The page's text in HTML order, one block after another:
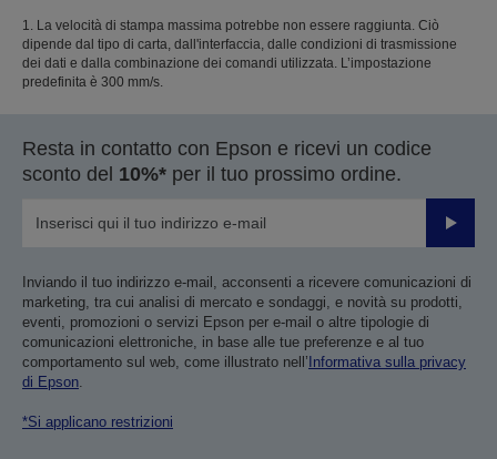
1. La velocità di stampa massima potrebbe non essere raggiunta. Ciò
dipende dal tipo di carta, dall'interfaccia, dalle condizioni di trasmissione
dei dati e dalla combinazione dei comandi utilizzata. L’impostazione
predefinita è 300 mm/s.
Resta in contatto con Epson e ricevi un codice
sconto del 10%* per il tuo prossimo ordine.
Invia
Inviando il tuo indirizzo e-mail, acconsenti a ricevere comunicazioni di
marketing, tra cui analisi di mercato e sondaggi, e novità su prodotti,
eventi, promozioni o servizi Epson per e-mail o altre tipologie di
comunicazioni elettroniche, in base alle tue preferenze e al tuo
comportamento sul web, come illustrato nell’ Informativa sulla privacy
di Epson
*Si applicano restrizioni